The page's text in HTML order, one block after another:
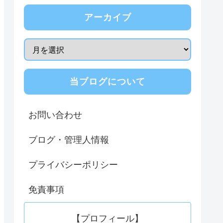
アーカイブ
当ブログについて
お問い合わせ
ブログ・管理人情報
プライバシーポリシー
免責事項
【プロフィール】